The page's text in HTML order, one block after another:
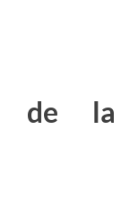
de la